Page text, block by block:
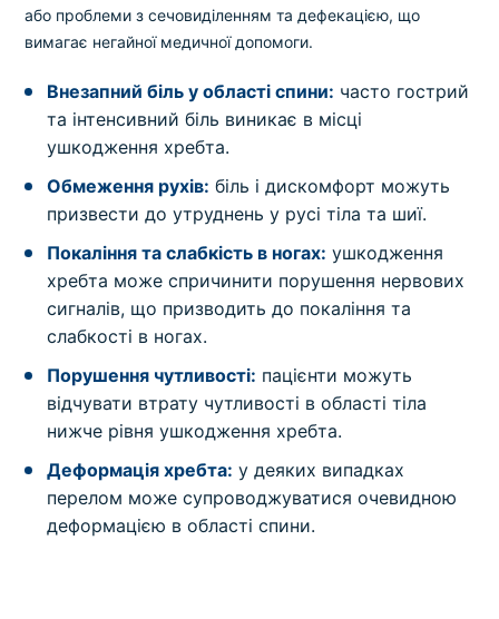
або проблеми з сечовиділенням та дефекацією, що
вимагає негайної медичної допомоги.
Внезапний біль у області спини: часто гострий
та інтенсивний біль виникає в місці
ушкодження хребта.
Обмеження рухів: біль і дискомфорт можуть
призвести до утруднень у русі тіла та шиї.
Покаління та слабкість в ногах: ушкодження
хребта може спричинити порушення нервових
сигналів, що призводить до покаління та
слабкості в ногах.
Порушення чутливості: пацієнти можуть
відчувати втрату чутливості в області тіла
нижче рівня ушкодження хребта.
Деформація хребта: у деяких випадках
перелом може супроводжуватися очевидною
деформацією в області спини.